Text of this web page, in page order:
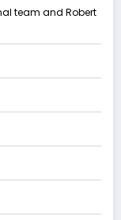
team and Robert